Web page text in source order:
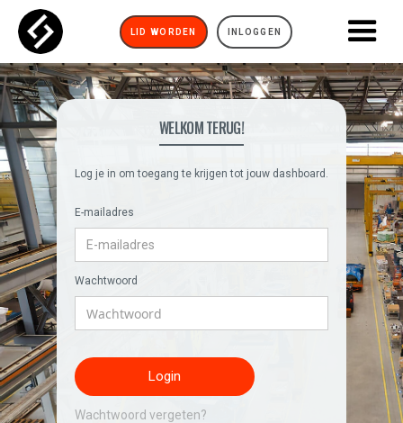
LID WORDEN INLOGGEN
WELKOM TERUG!
Log je in om toegang te krijgen tot jouw dashboard.
E-mailadres
Wachtwoord
Wachtwoord vergeten?